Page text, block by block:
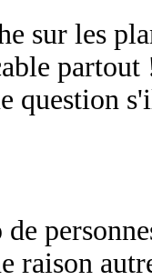
sur les
partout
question
raison